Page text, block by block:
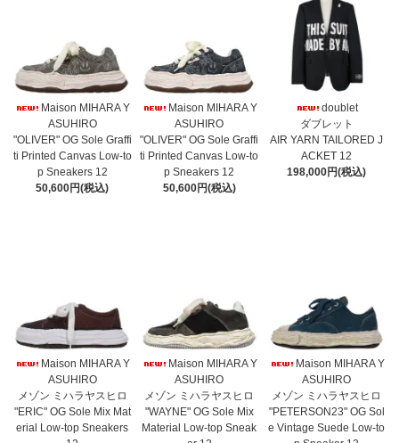
Maison MIHARA Y
ASUHIRO
"OLIVER" OG Sole Graffi
ti Printed Canvas Low-to
p Sneakers 12
50,600円(税込)
Maison MIHARA Y
ASUHIRO
"OLIVER" OG Sole Graffi
ti Printed Canvas Low-to
p Sneakers 12
50,600円(税込)
doublet
ダブレット
AIR YARN TAILORED J
ACKET 12
198,000円(税込)
Maison MIHARA Y
ASUHIRO
メゾン ミハラヤスヒロ
"ERIC" OG Sole Mix Mat
erial Low-top Sneakers
Maison MIHARA Y
ASUHIRO
メゾン ミハラヤスヒロ
"WAYNE" OG Sole Mix
Material Low-top Sneak
Maison MIHARA Y
ASUHIRO
メゾン ミハラヤスヒロ
"PETERSON23" OG Sol
e Vintage Suede Low-to